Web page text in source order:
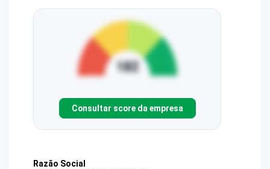
Consultar score da empresa
Razão Social